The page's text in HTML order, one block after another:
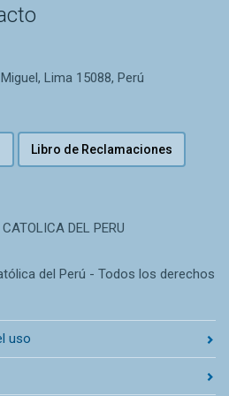
Lima 15088, Perú
Libro de Reclamaciones
DEL PERU
del Perú - Todos los derechos
uso